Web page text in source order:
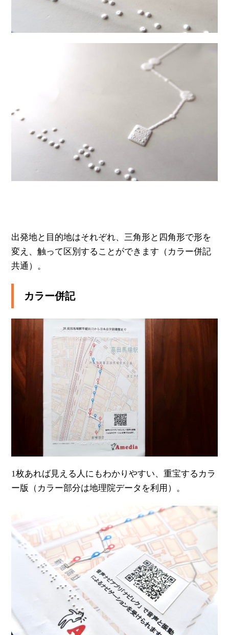
出発地と目的地はそれぞれ、三角形と四角形で形を
変え、触って区別することができます（カラー併記
共通）。
カラー併記
1枚あれば見える人にもわかりやすい、重宝するカラ
ー版（カラー部分は地理院データを利用）。